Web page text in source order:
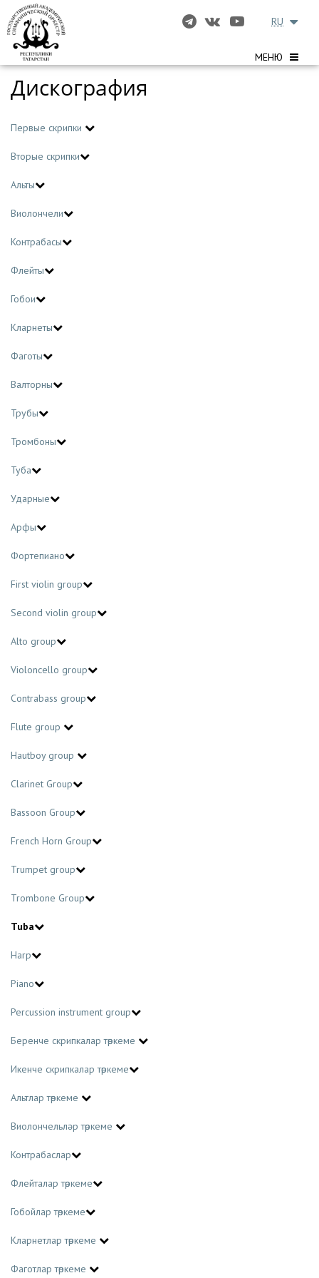
МЕНЮ
RU
Дискография
Первые скрипки
Вторые скрипки
Альты
Виолончели
Контрабасы
Флейты
Гобои
Кларнеты
Фаготы
Валторны
Трубы
Тромбоны
Туба
Ударные
Арфы
Фортепиано
First violin group
Second violin group
Alto group
Violoncello group
Contrabass group
Flute group
Hautboy group
Clarinet Group
Bassoon Group
French Horn Group
Trumpet group
Trombone Group
Tuba
Harp
Piano
Percussion instrument group
Беренче скрипкалар төркеме
Икенче скрипкалар төркеме
Альтлар төркеме
Виолончельләр төркеме
Контрабаслар
Флейталар төркеме
Гобойлар төркеме
Кларнетлар төркеме
Фаготлар төркеме